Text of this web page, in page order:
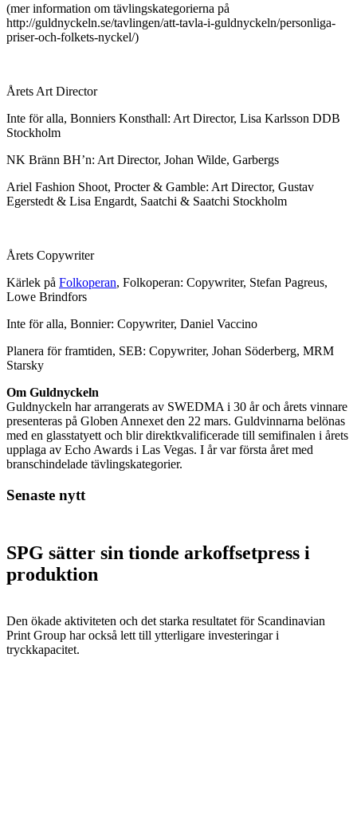
(mer information om tävlingskategorierna på
http://guldnyckeln.se/tavlingen/att-tavla-i-guldnyckeln/personliga-
priser-och-folkets-nyckel/)
Årets Art Director
Inte för alla, Bonniers Konsthall: Art Director, Lisa Karlsson DDB
Stockholm
NK Bränn BH’n: Art Director, Johan Wilde, Garbergs
Ariel Fashion Shoot, Procter & Gamble: Art Director, Gustav
Egerstedt & Lisa Engardt, Saatchi & Saatchi Stockholm
Årets Copywriter
Kärlek på Folkoperan, Folkoperan: Copywriter, Stefan Pagreus,
Lowe Brindfors
Inte för alla, Bonnier: Copywriter, Daniel Vaccino
Planera för framtiden, SEB: Copywriter, Johan Söderberg, MRM
Starsky
Om Guldnyckeln
Guldnyckeln har arrangerats av SWEDMA i 30 år och årets vinnare
presenteras på Globen Annexet den 22 mars. Guldvinnarna belönas
med en glasstatyett och blir direktkvalificerade till semifinalen i årets
upplaga av Echo Awards i Las Vegas. I år var första året med
branschindelade tävlingskategorier.
Senaste nytt
SPG sätter sin tionde arkoffsetpress i
produktion
Den ökade aktiviteten och det starka resultatet för Scandinavian
Print Group har också lett till ytterligare investeringar i
tryckkapacitet.